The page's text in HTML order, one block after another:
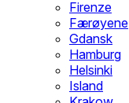
Firenze
Færøyene
Gdansk
Hamburg
Helsinki
Island